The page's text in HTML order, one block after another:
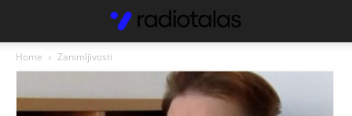
Home Zanimljivosti